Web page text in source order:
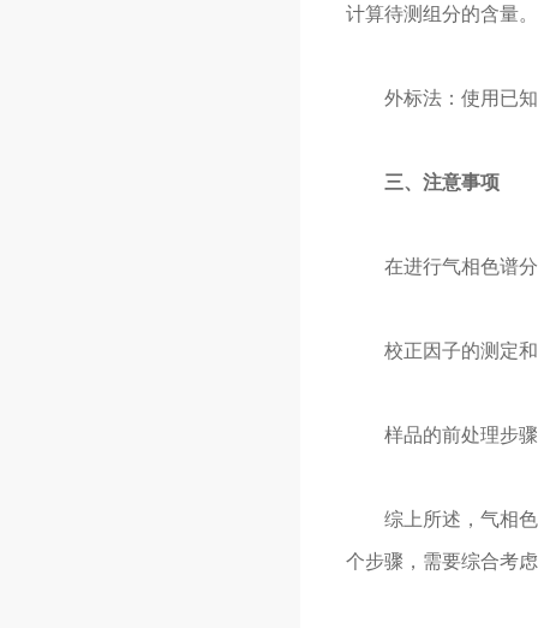
计算待测组分的含量。
外标法：使用已知
三、注意事项
在进行气相色谱分
校正因子的测定和
样品的前处理步骤
综上所述，气相色
个步骤，需要综合考